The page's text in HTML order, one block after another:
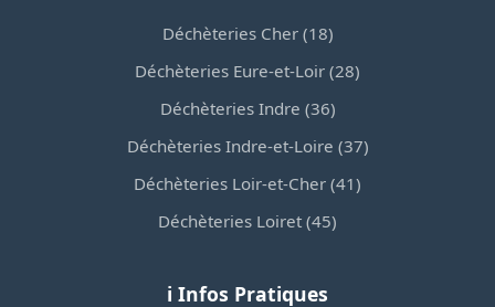
Déchèteries Cher (18)
Déchèteries Eure-et-Loir (28)
Déchèteries Indre (36)
Déchèteries Indre-et-Loire (37)
Déchèteries Loir-et-Cher (41)
Déchèteries Loiret (45)
ℹ️ Infos Pratiques